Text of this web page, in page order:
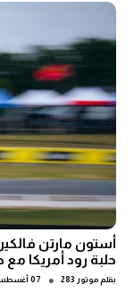
أستون مارتن
حلبة رود أمريكا مع
بقلم موتور 283 ● 07 أغسطس 2026